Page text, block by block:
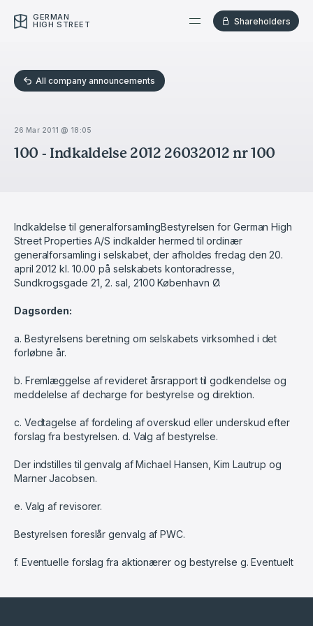
GERMAN
HIGH STREET Shareholders
All company announcements
26 Mar 2011 @ 18:05
100 - Indkaldelse 2012 26032012 nr 100
Indkaldelse til generalforsamlingBestyrelsen for German High
Street Properties A/S indkalder hermed til ordinær
generalforsamling i selskabet, der afholdes fredag den 20.
april 2012 kl. 10.00 på selskabets kontoradresse,
Sundkrogsgade 21, 2. sal, 2100 København Ø.
Dagsorden:
a. Bestyrelsens beretning om selskabets virksomhed i det
forløbne år.
b. Fremlæggelse af revideret årsrapport til godkendelse og
meddelelse af decharge for bestyrelse og direktion.
c. Vedtagelse af fordeling af overskud eller underskud efter
forslag fra bestyrelsen. d. Valg af bestyrelse.
Der indstilles til genvalg af Michael Hansen, Kim Lautrup og
Marner Jacobsen.
e. Valg af revisorer.
Bestyrelsen foreslår genvalg af PWC.
f. Eventuelle forslag fra aktionærer og bestyrelse g. Eventuelt